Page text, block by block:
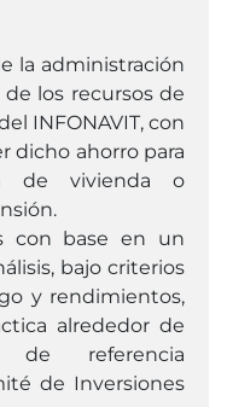
la administración
los recursos de
INFONAVIT, con
dicho ahorro para
de vivienda o
con base en un
bajo criterios
y rendimientos,
alrededor de
de referencia
de Inversiones